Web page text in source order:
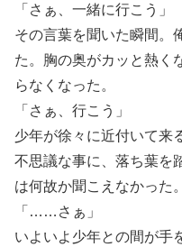
「さぁ、一緒に行こう」
その言葉を聞いた瞬間。
た。胸の奥がカッと熱く
らなくなった。
「さぁ、行こう」
少年が徐々に近付いて来
不思議な事に、落ち葉を
は何故か聞こえなかった。
「……さぁ」
いよいよ少年との間が手